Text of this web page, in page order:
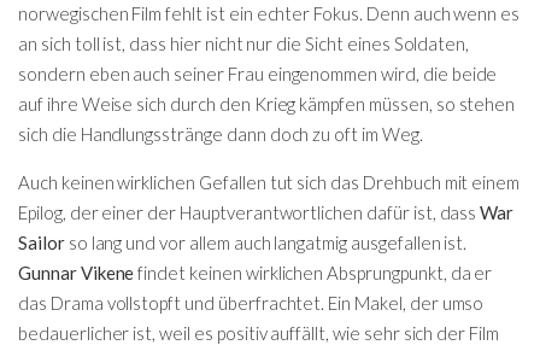
norwegischen Film fehlt ist ein echter Fokus. Denn auch wenn es
an sich toll ist, dass hier nicht nur die Sicht eines Soldaten,
sondern eben auch seiner Frau eingenommen wird, die beide
auf ihre Weise sich durch den Krieg kämpfen müssen, so stehen
sich die Handlungsstränge dann doch zu oft im Weg.
Auch keinen wirklichen Gefallen tut sich das Drehbuch mit einem
Epilog, der einer der Hauptverantwortlichen dafür ist, dassWar
Sailor so lang und vor allem auch langatmig ausgefallen ist.
Gunnar Vikenefindet keinen wirklichen Absprungpunkt, da er
das Drama vollstopft und überfrachtet. Ein Makel, der umso
bedauerlicher ist, weil es positiv auffällt, wie sehr sich der Film